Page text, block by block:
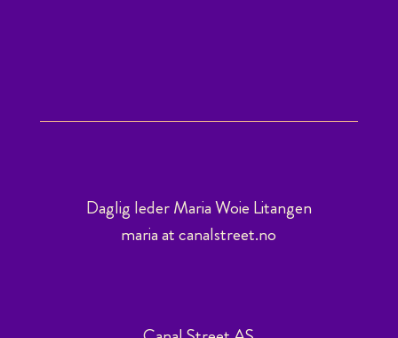
Daglig leder Maria Woie Litangen
maria at canalstreet.no